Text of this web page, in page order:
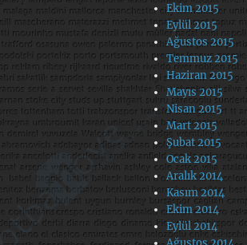
Ekim 2015
Eylül 2015
Ağustos 2015
Temmuz 2015
Haziran 2015
Mayıs 2015
Nisan 2015
Mart 2015
Şubat 2015
Ocak 2015
Aralık 2014
Kasım 2014
Ekim 2014
Eylül 2014